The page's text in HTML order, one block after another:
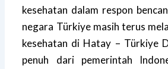
kesehatan dalam respon
negara Türkiye masih terus
kesehatan di Hatay – Türkiye
penuh dari pemerintah